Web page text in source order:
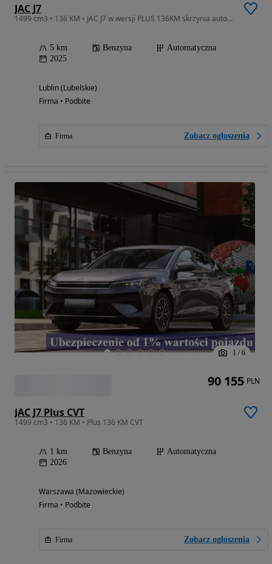
JAC J7
1499 cm3 • 136 KM • JAC J7 w wersji PLUS 136KM skrzynia automatyczna
5 km Benzyna
Automatyczna
2025
Lublin (Lubelskie)
Firma • Podbite
Firma Zobacz ogłoszenia
1 / 6
JAC J7 Plus CVT
1499 cm3 • 136 KM • Plus 136 KM CVT
1 km Benzyna
Automatyczna
2026
Warszawa (Mazowieckie)
Firma • Podbite
Firma Zobacz ogłoszenia
90 155 PLN